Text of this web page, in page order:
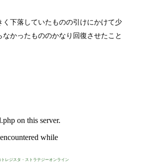
下落していたものの引けにかけて少
かったもののかなり回復させたこと
レジスタ・ストラテジーオンライン